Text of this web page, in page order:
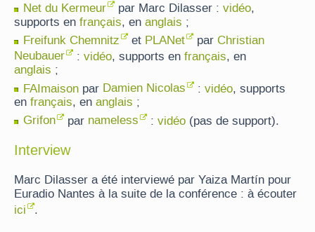
Net du Kermeur
par Marc Dilasser : vidéo,
supports en français, en anglais ;
Freifunk Chemnitz
et PLANet par Christian
Neubauer
: vidéo, supports en français, en
anglais ;
FAImaison par Damien Nicolas : vidéo, supports
en français, en anglais ;
Grifon
par nameless : vidéo (pas de support).
Interview
Marc Dilasser a été interviewé par Yaiza Martín pour
Euradio Nantes à la suite de la conférence : à écouter
ici
.